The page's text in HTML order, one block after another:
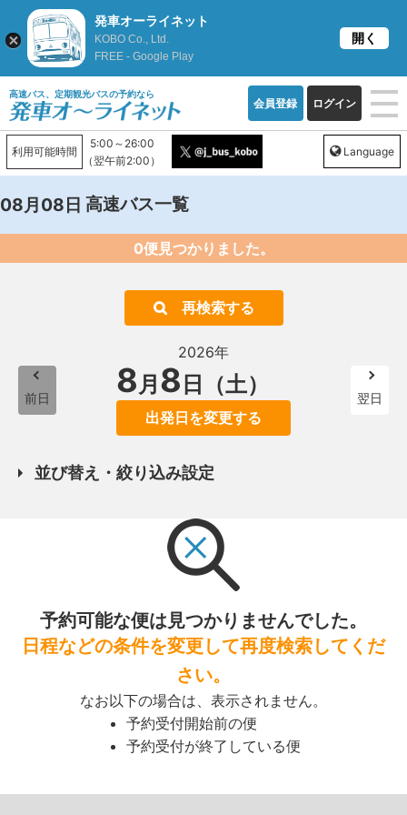
高速バス、定期観光バスの予約なら
会員登録 ログイン
利用可能時間
5:00～26:00
（翌午前2:00）
Language
08月08日 高速バス一覧
0便見つかりました。
再検索する
前日
2026年
8月 8 日（土）
出発日を変更する
翌日
並び替え・絞り込み設定
予約可能な便は見つかりませんでした。
日程などの条件を変更して再度検索してくだ
さい。
なお以下の場合は、表示されません。
予約受付開始前の便
予約受付が終了している便
発車オーライネット
KOBO Co., Ltd.
FREE - Google Play
開く